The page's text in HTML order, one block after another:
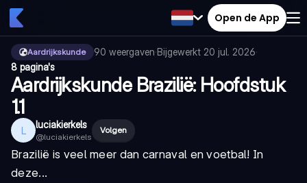
Open de App
Aardrijkskunde 90 weergaven·Bijgewerkt 20 jul. 2026·
8 pagina's
Aardrijkskunde Brazilië: Hoofdstuk
1.1
L luciakierkels
@luciakierkels
Volgen
Brazilië is veel meer dan carnaval en voetbal! In
deze...